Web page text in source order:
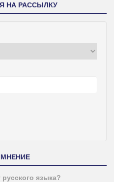
НА РАССЫЛКУ
языка?